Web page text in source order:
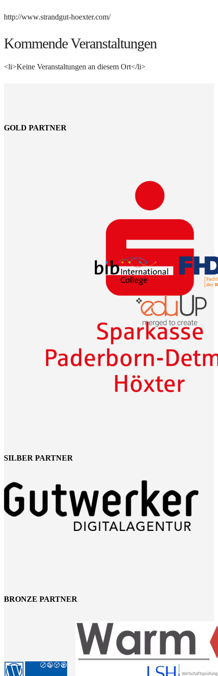
http://www.strandgut-hoexter.com/
Kommende Veranstaltungen
<li>Keine Veranstaltungen an diesem Ort</li>
GOLD PARTNER
SILBER PARTNER
BRONZE PARTNER